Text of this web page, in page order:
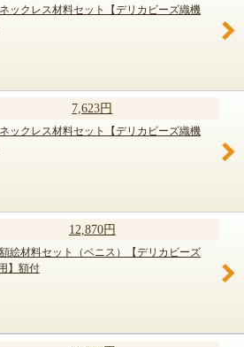
ネックレス材料セット【デリカビーズ織機
7,623円
ネックレス材料セット【デリカビーズ織機
12,870円
額絵材料セット（ベニス）【デリカビーズ
】額付